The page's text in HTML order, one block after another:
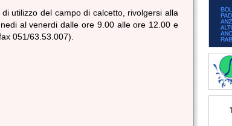
utilizzo del campo di calcetto, rivolgersi alla
al venerdi dalle ore 9.00 alle ore 12.00 e
051/63.53.007).